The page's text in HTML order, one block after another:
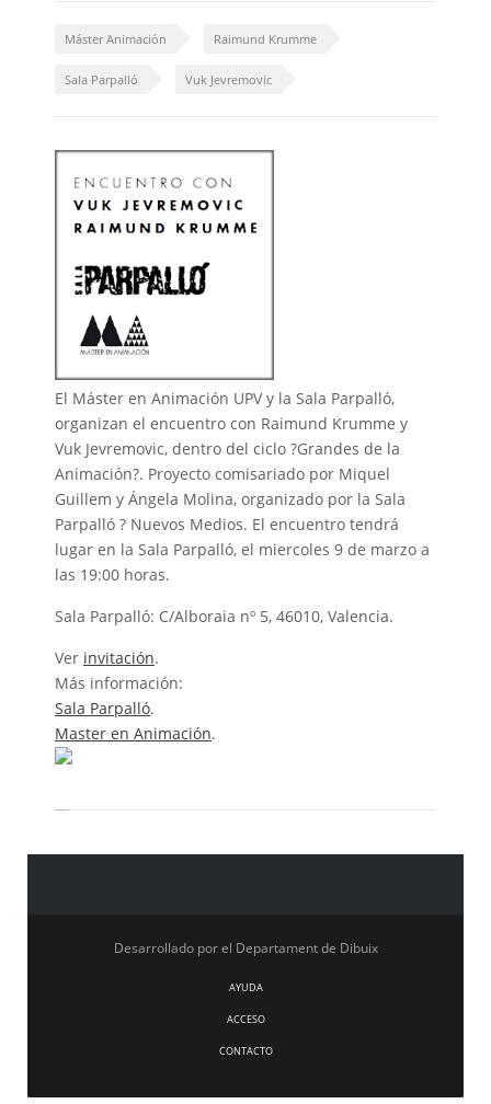
Máster Animación Raimund Krumme
Sala Parpalló Vuk Jevremovic
El Máster en Animación UPV y la Sala Parpalló,
organizan el encuentro con Raimund Krumme y
Vuk Jevremovic, dentro del ciclo ?Grandes de la
Animación?. Proyecto comisariado por Miquel
Guillem y Ángela Molina, organizado por la Sala
Parpalló ? Nuevos Medios. El encuentro tendrá
lugar en la Sala Parpalló, el miercoles 9 de marzo a
las 19:00 horas.
Sala Parpalló: C/Alboraia nº 5, 46010, Valencia.
Ver invitación.
Más información:
Sala Parpalló.
Master en Animación.
Desarrollado por el Departament de Dibuix
AYUDA
ACCESO
CONTACTO